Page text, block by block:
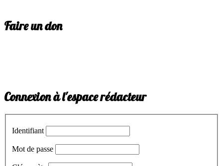
Faire un don
Connexion à l'espace rédacteur
Identifiant
Mot de passe